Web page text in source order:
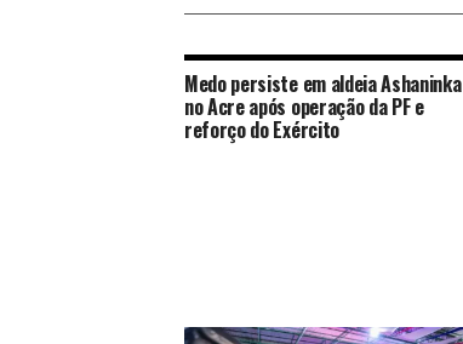
Medo persiste em aldeia Ashaninka
no Acre após operação da PF e
reforço do Exército